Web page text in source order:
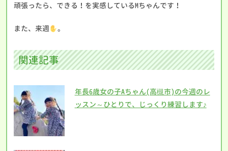
頑張ったら、できる！を実感しているMちゃんです！
また、来週 。
関連記事
年長6歳女の子Aちゃん(高槻市)の今週のレ
ッスン～ひとりで、じっくり練習します♪